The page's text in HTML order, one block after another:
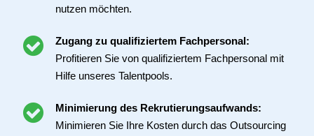
nutzen möchten.
Zugang zu qualifiziertem Fachpersonal:
Profitieren Sie von qualifiziertem Fachpersonal mit
Hilfe unseres Talentpools.
Minimierung des Rekrutierungsaufwands:
Minimieren Sie Ihre Kosten durch das Outsourcing